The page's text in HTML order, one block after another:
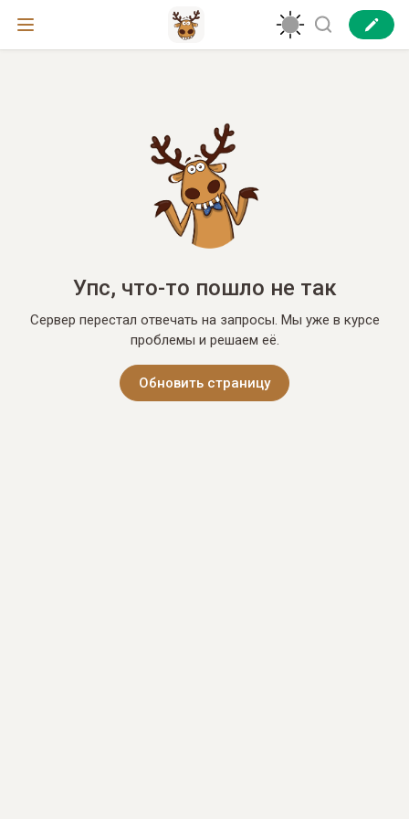
Упс, что-то пошло не так
Сервер перестал отвечать на запросы. Мы уже в курсе
проблемы и решаем её.
Обновить страницу